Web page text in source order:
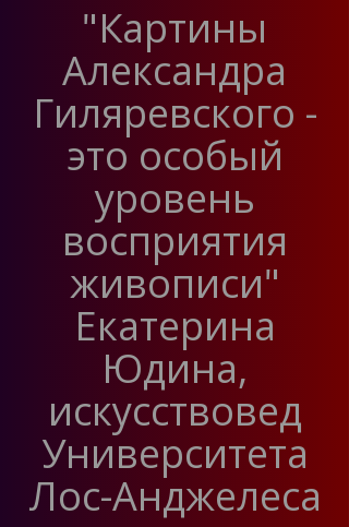
"Картины
Александра
Гиляревского -
это особый
уровень
восприятия
живописи"
Екатерина
Юдина,
искусствовед
Университета
Лос-Анджелеса